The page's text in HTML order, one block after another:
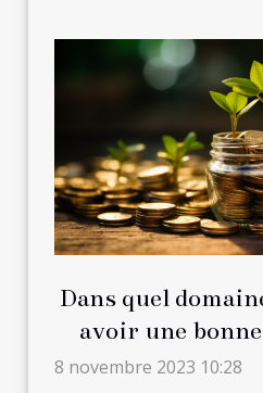
Dans quel
avoir une
8 novembre 2023 10:28